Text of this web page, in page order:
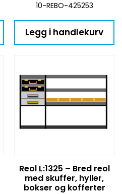
10-REBO-425253
Legg i handlekurv
Reol L:1325 – Bred reol
med skuffer, hyller,
bokser og kofferter